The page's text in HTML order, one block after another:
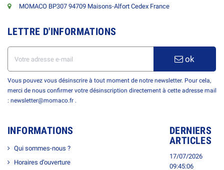
MOMACO BP307 94709 Maisons-Alfort Cedex France
LETTRE D'INFORMATIONS
ok
Vous pouvez vous désinscrire à tout moment de notre newsletter. Pour cela,
merci de nous confirmer votre désinscription directement à cette adresse mail
: newsletter@momaco.fr .
INFORMATIONS
Qui sommes-nous ?
Horaires d’ouverture
DERNIERS
ARTICLES
17/07/2026
09:45:06